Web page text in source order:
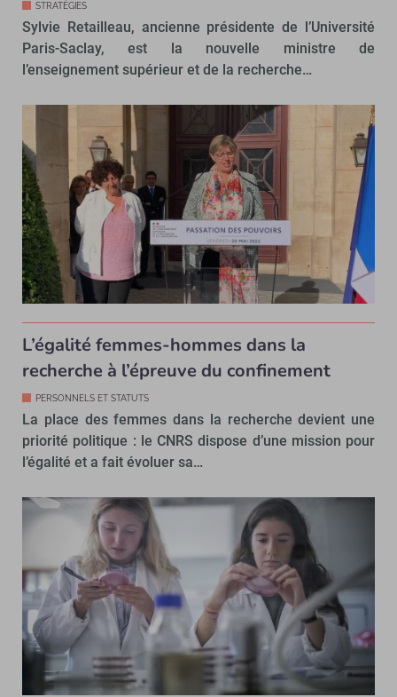
STRATÉGIES
Sylvie Retailleau, ancienne présidente de l’Université
Paris-Saclay, est la nouvelle ministre de
l’enseignement supérieur et de la recherche…
L’égalité femmes-hommes dans la
recherche à l’épreuve du confinement
PERSONNELS ET STATUTS
La place des femmes dans la recherche devient une
priorité politique : le CNRS dispose d’une mission pour
l’égalité et a fait évoluer sa…